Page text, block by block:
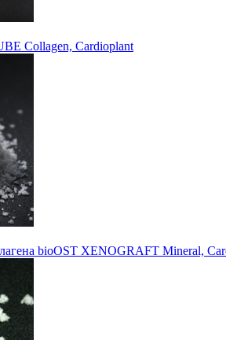
Collagen, Cardioplant
bioOST XENOGRAFT Mineral,